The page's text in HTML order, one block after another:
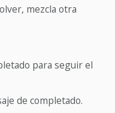
mezcla otra
para seguir el
de completado.